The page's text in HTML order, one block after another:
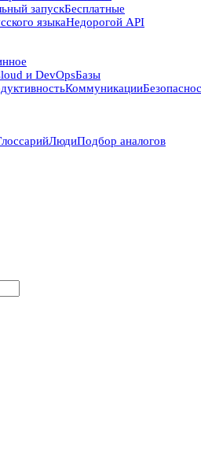
запускБесплатные
языкаНедорогой API
и DevOpsБазы
Коммуникации
ЛюдиПодбор аналогов